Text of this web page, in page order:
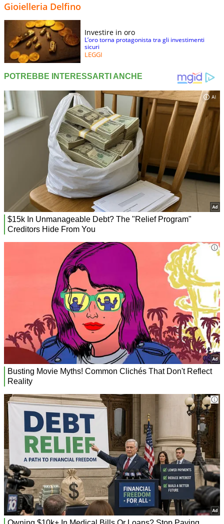
Gioielleria Delfino
Investire in oro
L’oro torna protagonista tra gli investimenti
sicuri
LEGGI